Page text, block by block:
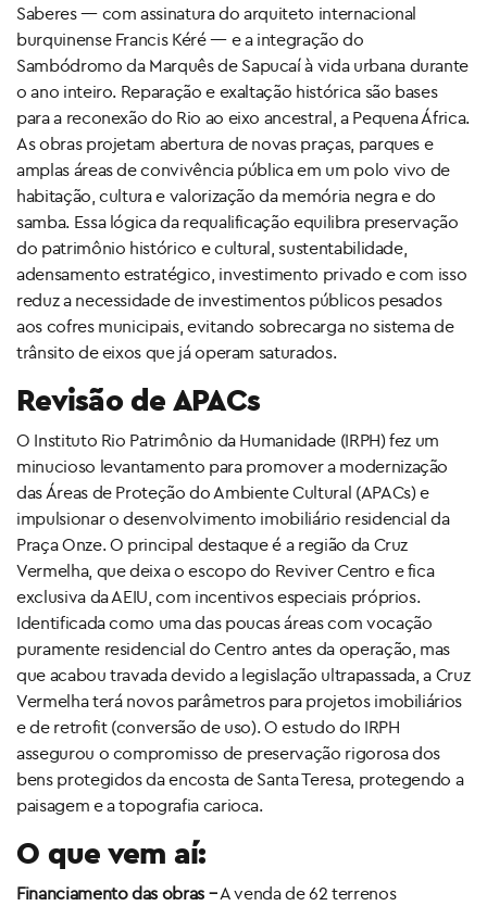
Saberes — com assinatura do arquiteto internacional
burquinense Francis Kéré — e a integração do
Sambódromo da Marquês de Sapucaí à vida urbana durante
o ano inteiro. Reparação e exaltação histórica são bases
para a reconexão do Rio ao eixo ancestral, a Pequena África.
As obras projetam abertura de novas praças, parques e
amplas áreas de convivência pública em um polo vivo de
habitação, cultura e valorização da memória negra e do
samba. Essa lógica da requalificação equilibra preservação
do patrimônio histórico e cultural, sustentabilidade,
adensamento estratégico, investimento privado e com isso
reduz a necessidade de investimentos públicos pesados
aos cofres municipais, evitando sobrecarga no sistema de
trânsito de eixos que já operam saturados.
Revisão de APACs
O Instituto Rio Patrimônio da Humanidade (IRPH) fez um
minucioso levantamento para promover a modernização
das Áreas de Proteção do Ambiente Cultural (APACs) e
impulsionar o desenvolvimento imobiliário residencial da
Praça Onze. O principal destaque é a região da Cruz
Vermelha, que deixa o escopo do Reviver Centro e fica
exclusiva da AEIU, com incentivos especiais próprios.
Identificada como uma das poucas áreas com vocação
puramente residencial do Centro antes da operação, mas
que acabou travada devido a legislação ultrapassada, a Cruz
Vermelha terá novos parâmetros para projetos imobiliários
e de retrofit (conversão de uso). O estudo do IRPH
assegurou o compromisso de preservação rigorosa dos
bens protegidos da encosta de Santa Teresa, protegendo a
paisagem e a topografia carioca.
O que vem aí:
Financiamento das obras –A venda de 62 terrenos